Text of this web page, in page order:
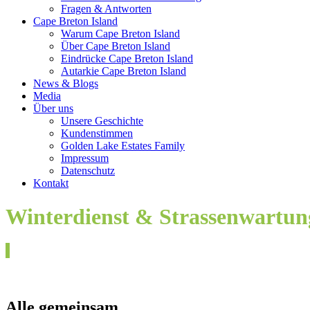
Fragen & Antworten
Cape Breton Island
Warum Cape Breton Island
Über Cape Breton Island
Eindrücke Cape Breton Island
Autarkie Cape Breton Island
News & Blogs
Media
Über uns
Unsere Geschichte
Kundenstimmen
Golden Lake Estates Family
Impressum
Datenschutz
Kontakt
Winterdienst &